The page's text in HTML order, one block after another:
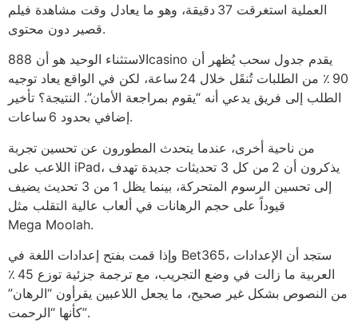
العملية استغرقت 37 دقيقة، وهو ما يعادل وقت مشاهدة فيلم
قصير دون محتوى.
الاستثناء الوحيد هو أن 888casino يقدم جدول سحب يُظهر أن
90 ٪ من الطلبات تُنقَل خلال 24 ساعة، لكن في الواقع يعاد توجيه
الطلب إلى فريق يدعي أنه “يقوم بمراجعة الأمان”. النتيجة؟ تأخير
إضافي بحدود 6 ساعات.
من ناحية أخرى، عندما يتحدث المطورون عن تحسين تجربة
اللاعب على iPad، يذكرون أن 2 من كل 3 تحديثات جديدة تهدف
إلى تحسين الرسوم المتحركة، بينما يظل 1 من 3 تحديث يضيف
قيوداً على حجم الرهانات في ألعاب عالية التقلب مثل
Mega Moolah.
وإذا قمت بفتح إعدادات اللغة في Bet365، ستجد أن الإعدادات
العربية ما زالت في وضع التجريب، مع ترجمة جزئية توزع 45 ٪
من النصوص بشكل غير صحيح، ما يجعل اللاعبين يقرأون “الرهان”
كأنها “الرحمت”.